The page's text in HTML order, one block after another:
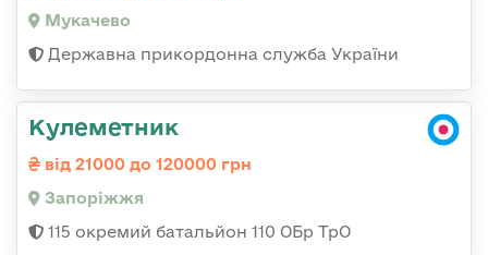
Мукачево
Державна прикордонна служба України
Кулеметник
від 21000 до 120000 грн
Запоріжжя
115 окремий батальйон 110 ОБр ТрО